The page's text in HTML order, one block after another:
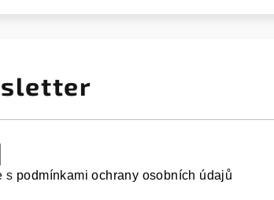
s podmínkami ochrany osobních údajů